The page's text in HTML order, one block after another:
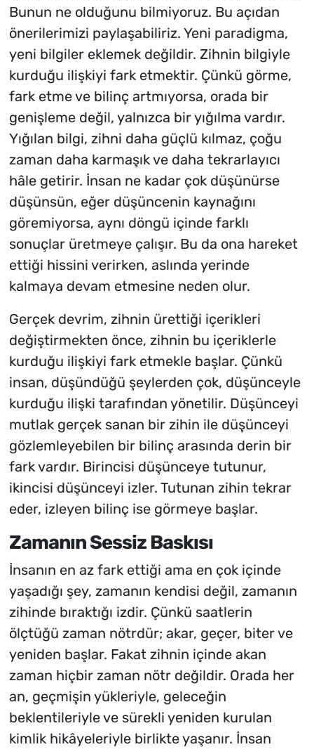
Bunun ne olduğunu bilmiyoruz. Bu açıdan
önerilerimizi paylaşabiliriz. Yeni paradigma,
yeni bilgiler eklemek değildir. Zihnin bilgiyle
kurduğu ilişkiyi fark etmektir. Çünkü görme,
fark etme ve bilinç artmıyorsa, orada bir
genişleme değil, yalnızca bir yığılma vardır.
Yığılan bilgi, zihni daha güçlü kılmaz, çoğu
zaman daha karmaşık ve daha tekrarlayıcı
hâle getirir. İnsan ne kadar çok düşünürse
düşünsün, eğer düşüncenin kaynağını
göremiyorsa, aynı döngü içinde farklı
sonuçlar üretmeye çalışır. Bu da ona hareket
ettiği hissini verirken, aslında yerinde
kalmaya devam etmesine neden olur.
Gerçek devrim, zihnin ürettiği içerikleri
değiştirmekten önce, zihnin bu içeriklerle
kurduğu ilişkiyi fark etmekle başlar. Çünkü
insan, düşündüğü şeylerden çok, düşünceyle
kurduğu ilişki tarafından yönetilir. Düşünceyi
mutlak gerçek sanan bir zihin ile düşünceyi
gözlemleyebilen bir bilinç arasında derin bir
fark vardır. Birincisi düşünceye tutunur,
ikincisi düşünceyi izler. Tutunan zihin tekrar
eder, izleyen bilinç ise görmeye başlar.
Zamanın Sessiz Baskısı
İnsanın en az fark ettiği ama en çok içinde
yaşadığı şey, zamanın kendisi değil, zamanın
zihinde bıraktığı izdir. Çünkü saatlerin
ölçtüğü zaman nötrdür; akar, geçer, biter ve
yeniden başlar. Fakat zihnin içinde akan
zaman hiçbir zaman nötr değildir. Orada her
an, geçmişin yükleriyle, geleceğin
beklentileriyle ve sürekli yeniden kurulan
kimlik hikâyeleriyle birlikte yaşanır. İnsan